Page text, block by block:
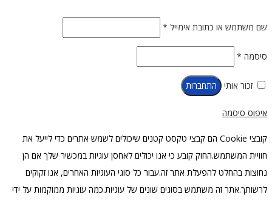
או כתובת אימייל*חובה
התחברות
קובצי Cookie הם קבצי טקסט קטנים שיכולים לשמש אתרים כדי לייעל את
קובע כי אנו יכולים לאחסן עוגיות במכשיר שלך אם הן
להפעלת אתר זה.עבור כל סוגי העוגיות האחרים, אנו זקוקים
זה משתמש בסוגים שונים של עוגיות.כמה עוגיות ממוקמות על ידי